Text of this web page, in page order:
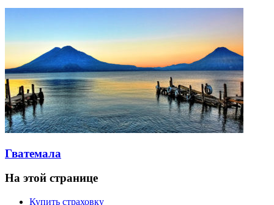
Гватемала
На этой странице
Купить страховку